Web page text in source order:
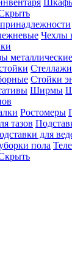
Чехлы
металлические
Стойки
Ширмы
Ростомеры
тазов
для
пола